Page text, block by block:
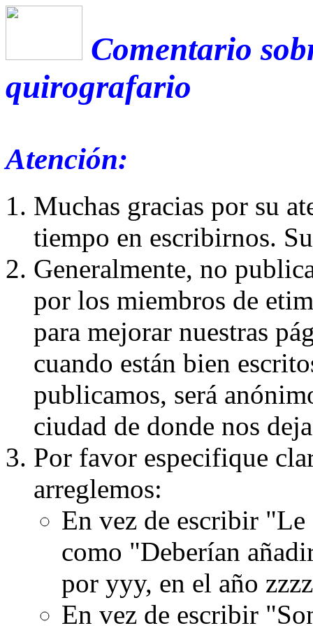
Comentario
quirografario
Atención:
Muchas gracias por su
tiempo en escribirnos.
Generalmente, no
por los miembros de
para mejorar nuestras
cuando están bien
publicamos, será
ciudad de donde nos
Por favor especifique
arreglemos:
En vez de escribir
como "Deberían
por yyy, en el año
En vez de escribir